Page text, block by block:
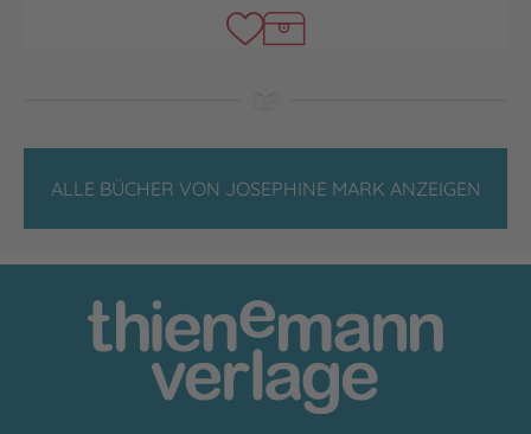
ALLE BÜCHER VON JOSEPHINE MARK ANZEIGEN